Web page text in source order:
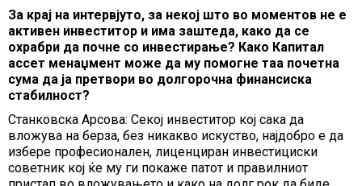
За крај на интервјуто, за некој што во моментов не е
активен инвеститор и има заштеда, како да се
охрабри да почне со инвестирање? Како Капитал
ассет менаџмент може да му помогне таа почетна
сума да ја претвори во долгорочна финансиска
стабилност?
Станковска Арсова: Секој инвеститор кој сака да
вложува на берза, без никакво искуство, најдобро е да
избере професионален, лиценциран инвестициски
советник кој ќе му ги покаже патот и правилниот